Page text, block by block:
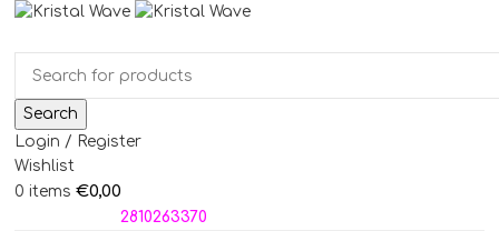
Search
Login / Register
Wishlist
0 items €0,00
2810263370